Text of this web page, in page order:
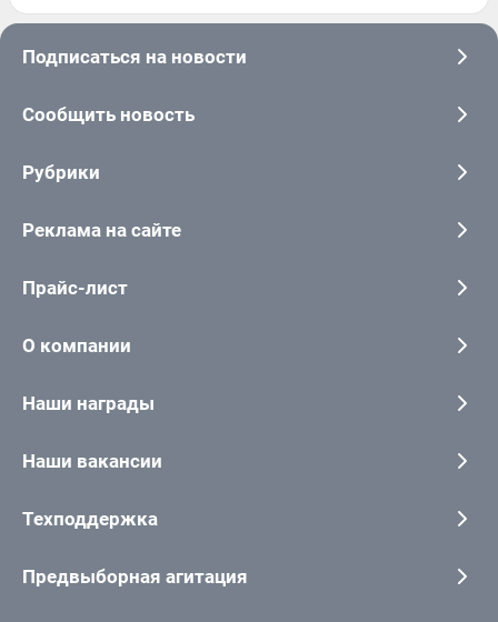
Подписаться на новости
Сообщить новость
Рубрики
Реклама на сайте
Прайс-лист
О компании
Наши награды
Наши вакансии
Техподдержка
Предвыборная агитация